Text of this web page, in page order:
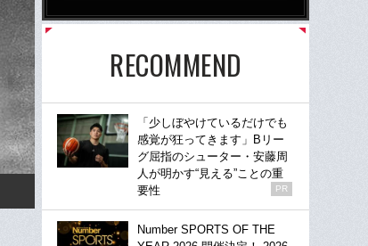
RECOMMEND
「少しぼやけているだけでも
感覚が狂ってきます」Bリー
グ屈指のシューター・安藤周
人が明かす“見える”ことの重
要性
PR
Number SPORTS OF THE